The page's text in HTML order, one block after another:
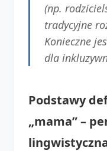
(np.
tradycyjne
Konieczne
dla
Podstawy
„mama” –